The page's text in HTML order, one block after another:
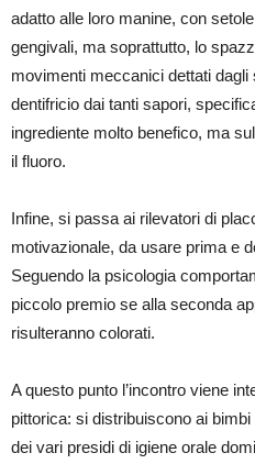
adatto alle loro manine, con
gengivali, ma soprattutto, lo
movimenti meccanici dettati
dentifricio dai tanti sapori,
ingrediente molto benefico, ma
il fluoro.
Infine, si passa ai rilevatori di
motivazionale, da usare prima e
Seguendo la psicologia
piccolo premio se alla seconda
risulteranno colorati.
A questo punto l’incontro viene
pittorica: si distribuiscono ai
dei vari presidi di igiene orale